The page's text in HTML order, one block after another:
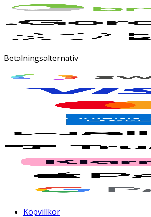
Betalningsalternativ
Köpvillkor